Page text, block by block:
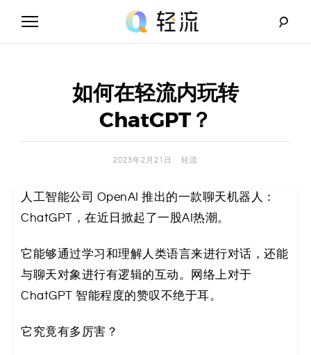
A
无
码
解
决
如何在轻流内玩转
ChatGPT？
2023年2月21日 轻流
人工智能公司 OpenAI 推出的一款聊天机器人：
ChatGPT，在近日掀起了一股AI热潮。
它能够通过学习和理解人类语言来进行对话，还能
与聊天对象进行有逻辑的互动。网络上对于
ChatGPT 智能程度的赞叹不绝于耳。
它究竟有多厉害？